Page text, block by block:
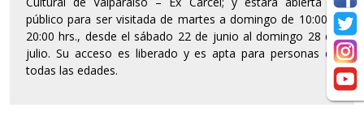
público para ser visitada de martes a domingo de 10:00 a
20:00 hrs., desde el sábado 22 de junio al domingo 28 de
julio. Su acceso es liberado y es apta para personas de
todas las edades.